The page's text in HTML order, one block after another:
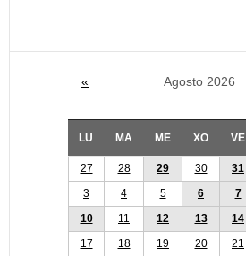
« Agosto 2026
LU MA ME XO VE
27 28 29 30 31
3
4 5 6 7
10
11 12 13 14
17
18 19 20 21